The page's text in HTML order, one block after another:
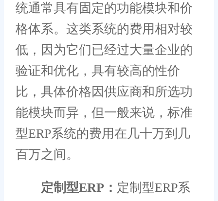
统通常具有固定的功能模块和价
格体系。这类系统的费用相对较
低，因为它们已经过大量企业的
验证和优化，具有较高的性价
比，具体价格因供应商和所选功
能模块而异，但一般来说，标准
型ERP系统的费用在几十万到几
百万之间。
定制型ERP： 定制型ERP系